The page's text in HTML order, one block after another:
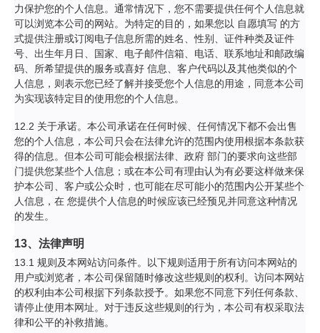
力保护您的个人信息。通常情况下，您不需要提供任何个人信息就
可以浏览本公司的网站。为特定的目的，如果您以 自愿填写 的方
式提供注册或订阅电子信息所需的姓名、性别、证件种类及证件
号、出生年月日、国家、电子邮件信箱、电话、联系地址和邮政编
码、所希望提供的服务或喜好 信息、客户代码以及其他类似的个
人信息，则表示您已经了解并接受您个人信息的用途，同意本公司
为实现该特定目的使用您的个人信息。
12.2 关于承诺。本公司承诺在任何时候、任何情况下都不会出售
您的个人信息，本公司只会在法律允许的范围内使用根据本条款获
得的信息。但本公司可能会根据法律、政府 部门的要求向这些部
门提供您某些个人信息；或在本公司有理由认为有必要这样做来保
护本公司、客户或公众时，也可能在尽可能小的范围内公开某些个
人信息，在 您提供个人信息的时候应该已经预见并同意这种情况
的发生。
13、法律声明
13.1 规则及本网站访问条件。以下规则适用于所有访问本网站的
用户或浏览者，本公司保留随时修改这些规则的权利。访问本网站
的权利由本公司根据下列条款授予。如果您不同意下列任何条款、
请停止使用本网址。对于违反这些规则的行为，本公司有权采取法
律和公平的补救措施。